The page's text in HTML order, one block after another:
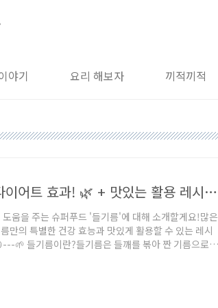
야기 요리 해보자 끼적끼적
🥄 들기름의 놀라운 건강 & 다이어트 효과! 🌿 + 맛있는 활용 레시피 공개✨
움을 주는 슈퍼푸드 '들기름'에 대해 소개할게요!많은
만의 특별한 건강 효능과 맛있게 활용할 수 있는 레시
🌱 들기름이란?들기름은 들깨를 볶아 짠 기름으로,
있어요! 🌍✨---💪 들기름의 건강 효능 TOP 51️⃣ 뇌